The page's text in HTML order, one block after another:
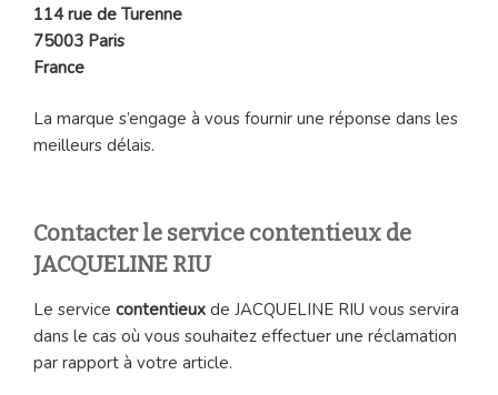
114 rue de Turenne
75003 Paris
France
La marque s’engage à vous fournir une réponse dans les
meilleurs délais.
Contacter le service contentieux de
JACQUELINE RIU
Le service contentieux de JACQUELINE RIU vous servira
dans le cas où vous souhaitez effectuer une réclamation
par rapport à votre article.